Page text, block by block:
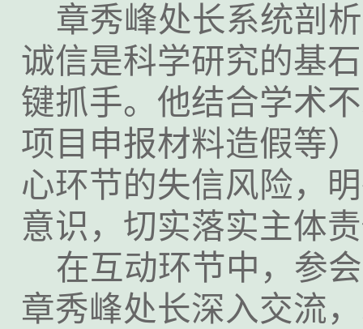
章秀峰处长系统剖
诚信是科学研究的基
键抓手。他结合学术
项目申报材料造假等
心环节的失信风险，
意识，切实落实主体
在互动环节中，参
章秀峰处长深入交流